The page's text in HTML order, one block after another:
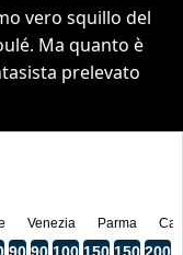
vero squillo del
Ma quanto è
prelevato